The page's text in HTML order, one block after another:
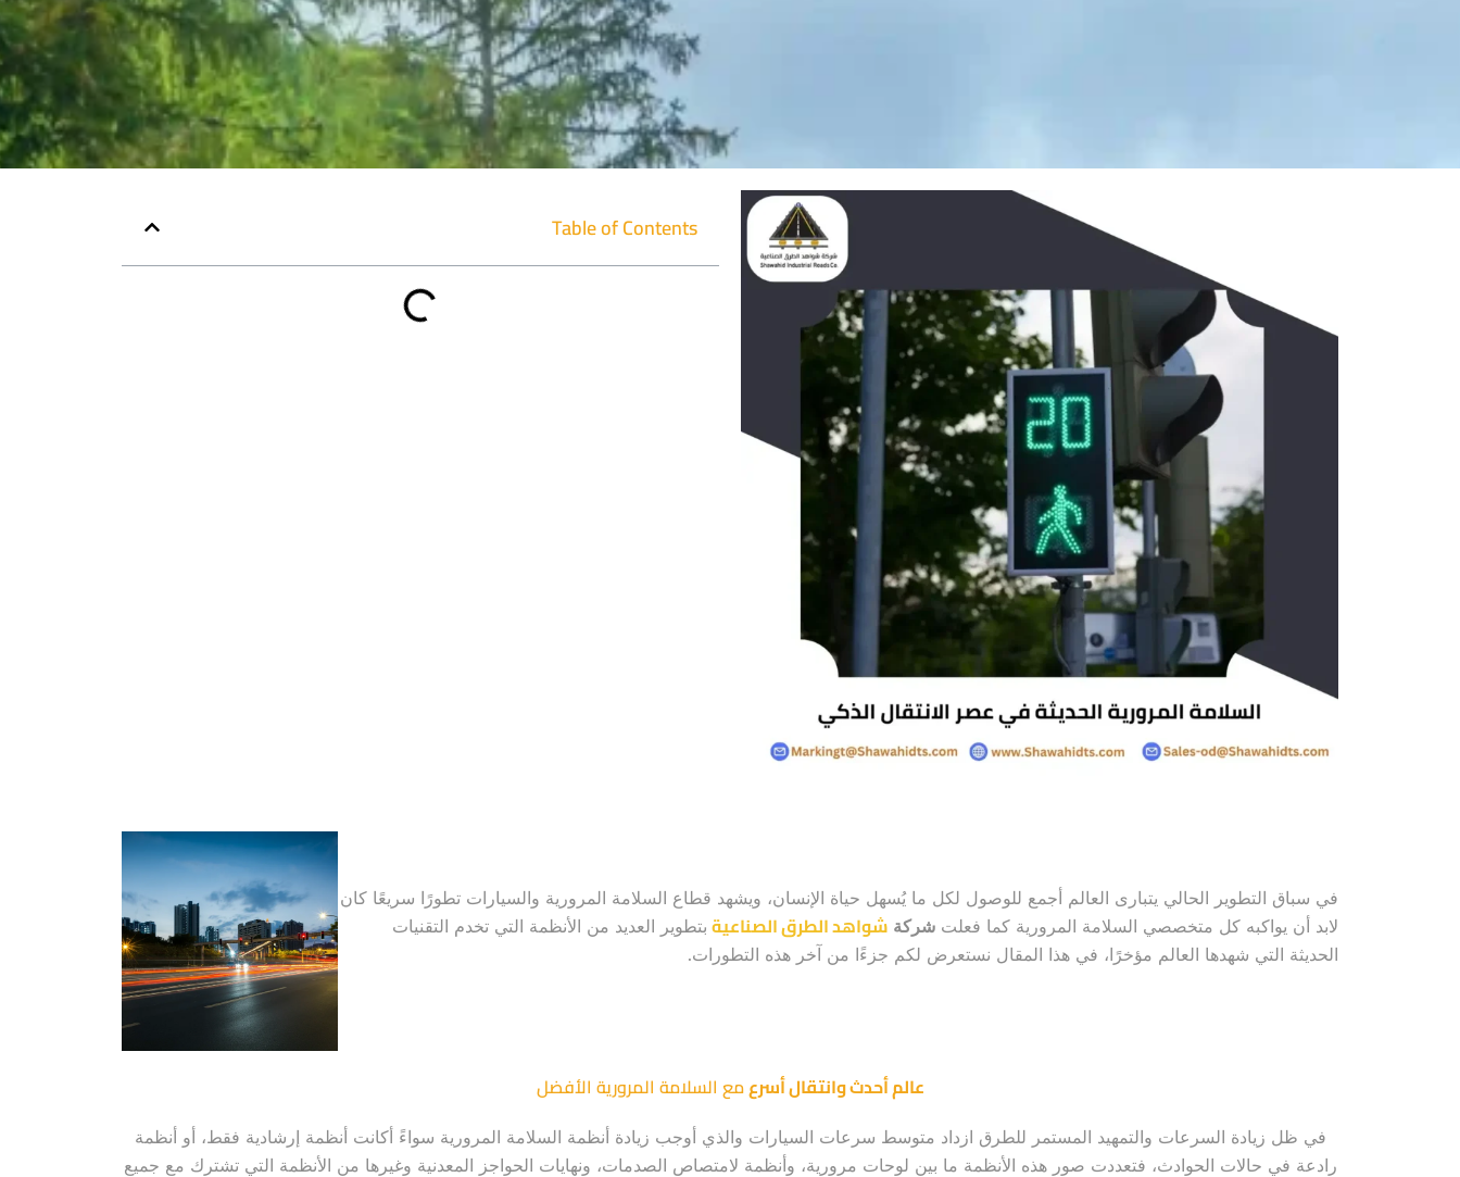
Table of Contents
في سباق التطوير الحالي يتبارى العالم أجمع للوصول لكل ما يُسهل حياة الإنسان، ويشهد قطاع السلامة المرورية والسيارات تطورًا سريعًا كان
لابد أن يواكبه كل متخصصي السلامة المرورية كما فعلت شركة شواهد الطرق الصناعية بتطوير العديد من الأنظمة التي تخدم التقنيات
الحديثة التي شهدها العالم مؤخرًا، في هذا المقال نستعرض لكم جزءًا من آخر هذه التطورات.
عالم أحدث وانتقال أسرعمع السلامة المرورية الأفضل
في ظل زيادة السرعات والتمهيد المستمر للطرق ازداد متوسط سرعات السيارات والذي أوجب زيادة أنظمة السلامة المرورية سواءً أكانت أنظمة إرشادية فقط، أو أنظمة
رادعة في حالات الحوادث، فتعددت صور هذه الأنظمة ما بين لوحات مرورية، وأنظمة لامتصاص الصدمات، ونهايات الحواجز المعدنية وغيرها من الأنظمة التي تشترك مع جميع